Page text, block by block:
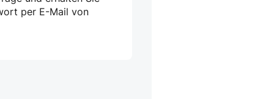
per E-Mail von